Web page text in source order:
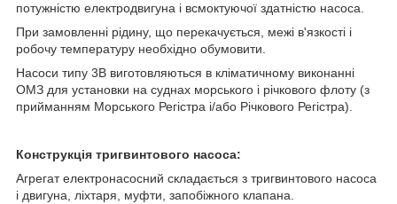
потужністю електродвигуна і всмоктуючої здатністю насоса.
При замовленні рідину, що перекачується, межі в'язкості і
робочу температуру необхідно обумовити.
Насоси типу 3В виготовляються в кліматичному виконанні
ОМЗ для установки на суднах морського і річкового флоту (з
прийманням Морського Регістра і/або Річкового Регістра).
Конструкція тригвинтового насоса:
Агрегат електронасосний складається з тригвинтового насоса
і двигуна, ліхтаря, муфти, запобіжного клапана.